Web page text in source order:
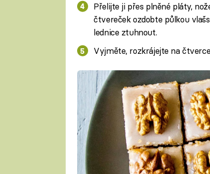
Přelijte ji přes plněné pláty,
čtvereček ozdobte půlkou
lednice ztuhnout.
Vyjměte, rozkrájejte na